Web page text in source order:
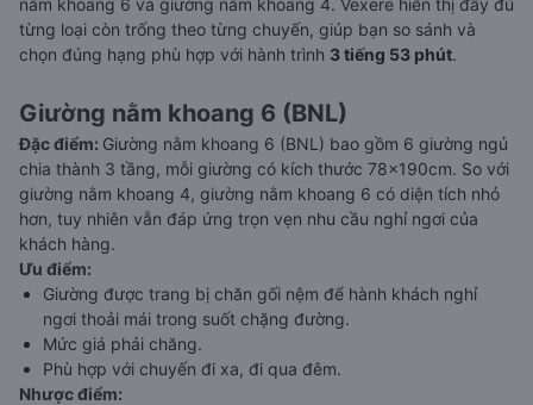
nằm khoang 6 và giường nằm khoang 4. Vexere hiển thị đầy đủ
từng loại còn trống theo từng chuyến, giúp bạn so sánh và
chọn đúng hạng phù hợp với hành trình 3 tiếng 53 phút.
Giường nằm khoang 6 (BNL)
Đặc điểm: Giường nằm khoang 6 (BNL) bao gồm 6 giường ngủ
chia thành 3 tầng, mỗi giường có kích thước 78x190cm. So với
giường nằm khoang 4, giường nằm khoang 6 có diện tích nhỏ
hơn, tuy nhiên vẫn đáp ứng trọn vẹn nhu cầu nghỉ ngơi của
khách hàng.
Ưu điểm:
Giường được trang bị chăn gối nệm để hành khách nghỉ
ngơi thoải mái trong suốt chặng đường.
Mức giá phải chăng.
Phù hợp với chuyến đi xa, đi qua đêm.
Nhược điểm: